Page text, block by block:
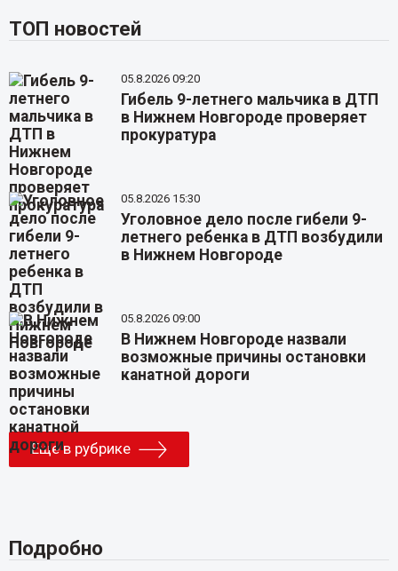
ТОП новостей
05.8.2026 09:20
Гибель 9-летнего мальчика в ДТП
в Нижнем Новгороде проверяет
прокуратура
05.8.2026 15:30
Уголовное дело после гибели 9-
летнего ребенка в ДТП возбудили
в Нижнем Новгороде
05.8.2026 09:00
В Нижнем Новгороде назвали
возможные причины остановки
канатной дороги
Еще в рубрике
Подробно